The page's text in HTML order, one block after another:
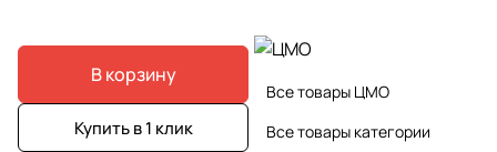
В корзину
Купить в 1 клик
Все товары ЦМО
Все товары категории